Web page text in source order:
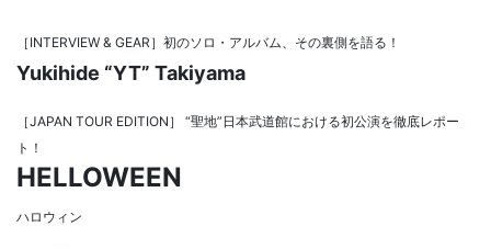
［INTERVIEW & GEAR］初のソロ・アルバム、その裏側を語る！
Yukihide “YT” Takiyama
［JAPAN TOUR EDITION］ “聖地”日本武道館における初公演を徹底レポー
ト！
HELLOWEEN
ハロウィン